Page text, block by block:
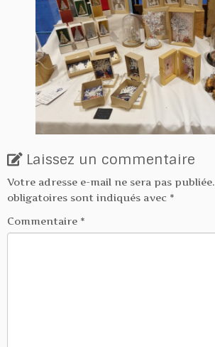
Laissez un commentaire
Votre adresse e-mail ne sera pas publiée.
obligatoires sont indiqués avec *
Commentaire *